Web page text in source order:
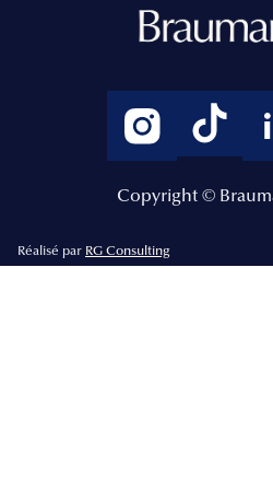
Copyright ©
Réalisé par RG Consulting